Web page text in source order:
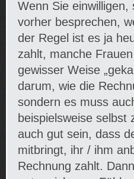
Wenn Sie
vorher besprechen,
der Regel ist es ja
zahlt, manche
gewisser Weise
darum, wie die
sondern es muss
beispielsweise selbst
auch gut sein, dass
mitbringt, ihr / ihm
Rechnung zahlt.